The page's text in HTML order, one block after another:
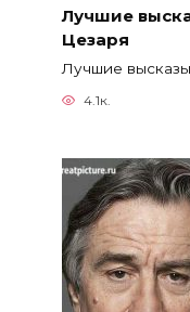
Лучшие
Цезаря
Лучшие
4.1к.